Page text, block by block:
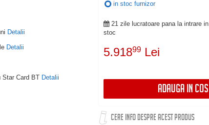
in stoc furnizor
21 zile lucratoare pana la intrare in
stoc
5.91899Lei
ADAUGA IN COS
CERE INFO DESPRE ACEST PRODUS
Detalii
Detalii
Star Card BT Detalii